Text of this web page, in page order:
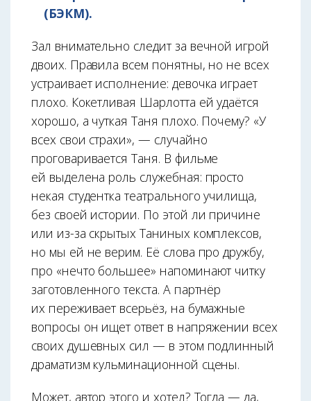
(БЭКМ).
Зал внимательно следит за вечной игрой
двоих. Правила всем понятны, но не всех
устраивает исполнение: девочка играет
плохо. Кокетливая Шарлотта ей удаётся
хорошо, а чуткая Таня плохо. Почему? «У
всех свои страхи», — случайно
проговаривается Таня. В фильме
ей выделена роль служебная: просто
некая студентка театрального училища,
без своей истории. По этой ли причине
или из-за скрытых Таниных комплексов,
но мы ей не верим. Её слова про дружбу,
про «нечто большее» напоминают читку
заготовленного текста. А партнёр
их переживает всерьёз, на бумажные
вопросы он ищет ответ в напряжении всех
своих душевных сил — в этом подлинный
драматизм кульминационной сцены.
Может, автор этого и хотел? Тогда — да,